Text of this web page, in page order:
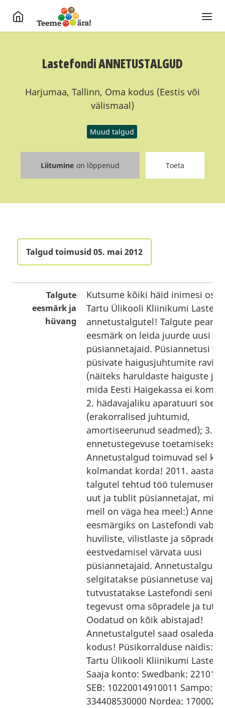
Lastefondi ANNETUSTALGUD
Harjumaa, Tallinn, Oma kodus (Eestis või
välismaal)
Muud talgud
Liitumine on lõppenud Toeta
Talgud toimusid 05. mai 2012
Talgute
eesmärk ja
hüvang
Kutsume kõiki häid inimesi
Tartu Ülikooli Kliinikumi
annetustalgutel! Talgute
eesmärk on leida juurde uusi
püsiannetajaid. Püsiannetusi
püsivate haigusjuhtumite raviks
(näiteks haruldaste haiguste
mida Eesti Haigekassa ei
2. hädavajaliku aparatuuri
(erakorralised juhtumid,
amortiseerunud seadmed); 3.
ennetustegevuse toetamiseks.
Annetustalgud toimuvad sel
kolmandat korda! 2011. aastal
talgutel tehtud töö tulemusena
uut ja tublit püsiannetajat,
meil on väga hea meel:)
eesmärgiks on Lastefondi
huviliste, vilistlaste ja sõprade
eestvedamisel värvata uusi
püsiannetajaid. Annetustalgute
selgitatakse püsiannetuse
tutvustatakse Lastefondi senist
tegevust oma sõpradele ja
Oodatud on kõik abistajad!
Annetustalgutel saad osaleda
kodus! Püsikorralduse näidis:
Tartu Ülikooli Kliinikumi
Saaja konto: Swedbank:
SEB: 10220014910011 Sampo:
334408530000 Nordea: